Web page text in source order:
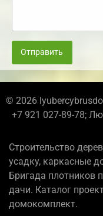
Отправить
© 2026
+7 921 027-89-78;
Строительство
усадку, каркасные
Бригада плотников
дачи. Каталог
домокомплект.